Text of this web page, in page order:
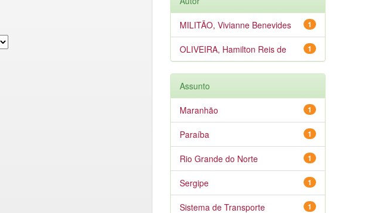
1
MILITÃO, Vivianne Benevides
1
OLIVEIRA, Hamilton Reis de
Assunto
1
Maranhão
1
Paraíba
1
Rio Grande do Norte
1
Sergipe
1
Sistema de Transporte